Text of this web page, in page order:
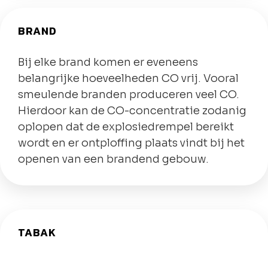
BRAND
Bij elke brand komen er eveneens
belangrijke hoeveelheden CO vrij. Vooral
smeulende branden produceren veel CO.
Hierdoor kan de CO-concentratie zodanig
oplopen dat de explosiedrempel bereikt
wordt en er ontploffing plaats vindt bij het
openen van een brandend gebouw.
TABAK